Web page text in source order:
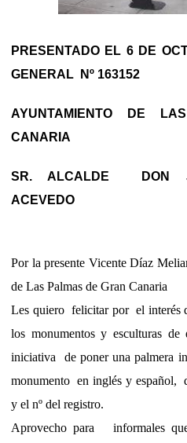
PRESENTADO EL 6 DE
GENERAL Nº 163152
AYUNTAMIENTO DE
CANARIA
SR. ALCALDE
DON
ACEVEDO
Por la presente Vicente Díaz
de Las Palmas de Gran Canaria
Les quiero felicitar por el interés
los monumentos y esculturas de
iniciativa
de poner una palmera
monumento en inglés y español,
y el nº del registro.
Aprovecho para
informales